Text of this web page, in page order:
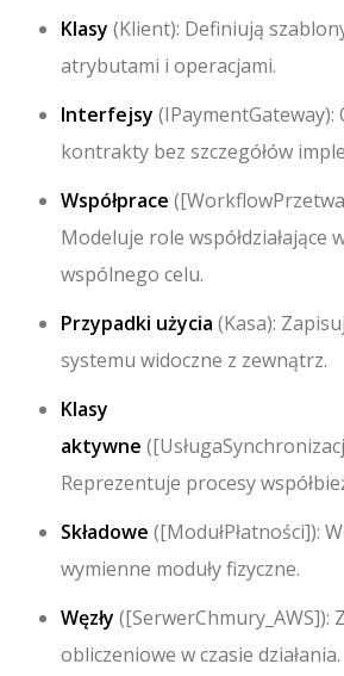
Klasy (Klient): Definiują
atrybutami i operacjami.
Interfejsy (IPaymentGateway):
kontrakty bez szczegółów
Współprace (
Modeluje role współdziałające
wspólnego celu.
Przypadki użycia (Kasa):
systemu widoczne z zewnątrz.
Klasy
aktywne (
Reprezentuje procesy
Składowe ([ModułPłatności]):
wymienne moduły fizyczne.
Węzły ([SerwerChmury_AWS]):
obliczeniowe w czasie działania.